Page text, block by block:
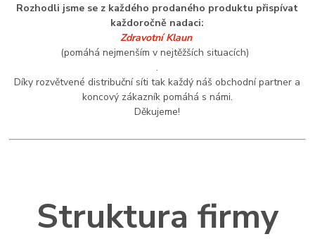
Rozhodli jsme se z každého prodaného produktu přispívat
každoročně nadaci:
Zdravotní Klaun
(pomáhá nejmenším v nejtěžších situacích)
.
Díky rozvětvené distribuční síti tak každý náš obchodní partner a
koncový zákazník pomáhá s námi.
Děkujeme!
Struktura firmy